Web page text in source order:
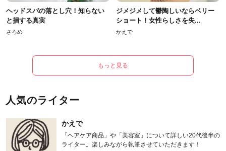
ヘッドスパの落とし穴！知らない
と損する真実
さろめ
ジメジメして鬱陶しいならベリー
ショート！女性らしさを失...
かえで
もっと見る
人気のライター
かえで
「ヘアケア商品」や「美容室」について詳しい20代後半の
ライター。楽しみながら執筆させていただきます！